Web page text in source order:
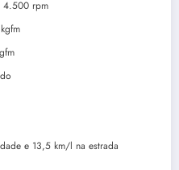
4.500 rpm
e 13,5 km/l na estrada